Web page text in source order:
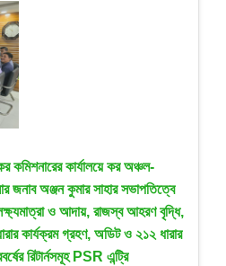
কার্যালয়ে কর অঞ্চল-
জনাব অঞ্জন কুমার সাহার সভাপতিত্বে
ও আদায়, রাজস্ব আহরণ বৃদ্ধি,
কার্যক্রম গ্রহণ, অডিট ও ২১২ ধারার
রিটার্নসমূহ PSR এন্ট্রি